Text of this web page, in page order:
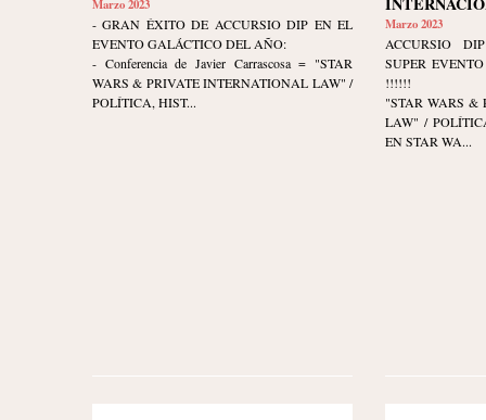
Marzo 2023
- GRAN ÉXITO DE ACCURSIO DIP EN EL
EVENTO GALÁCTICO DEL AÑO:
- Conferencia de Javier Carrascosa = "STAR
WARS & PRIVATE INTERNATIONAL LAW" /
POLÍTICA, HIST...
Marzo 2023
ACCURSIO
SUPER
!!!!!!
"STAR WARS &
LAW" /
EN STAR WA...